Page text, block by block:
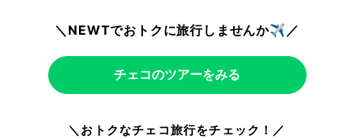
＼NEWTでおトクに旅行しませんか✈️／
チェコのツアーをみる
＼おトクなチェコ旅行をチェック！／